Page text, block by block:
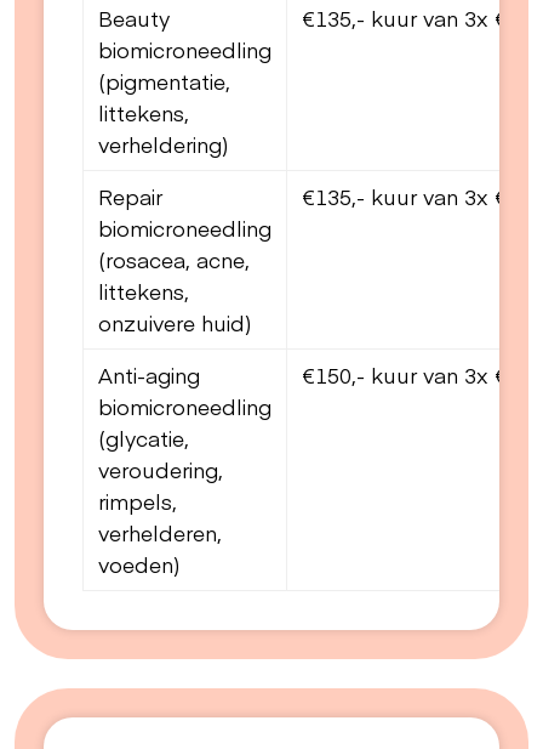
Beauty
biomicroneedling
(pigmentatie,
littekens,
verheldering)
€135,- kuur van 3x
Repair
biomicroneedling
(rosacea, acne,
littekens,
onzuivere huid)
€135,- kuur van 3x
Anti-aging
biomicroneedling
(glycatie,
veroudering,
rimpels,
verhelderen,
voeden)
€150,- kuur van 3x